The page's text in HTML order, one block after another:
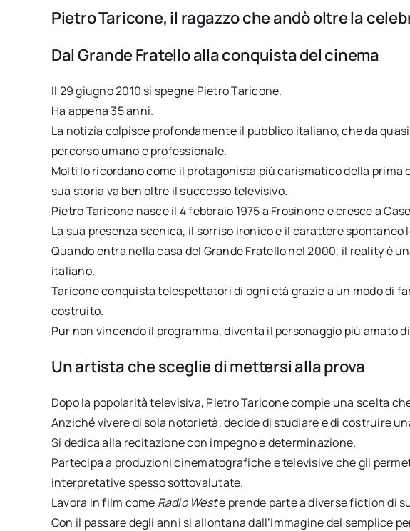
Pietro Taricone, il ragazzo che andò oltre la
Dal Grande Fratello alla conquista del cinema
Il 29 giugno 2010 si spegne Pietro Taricone.
Ha appena 35 anni.
La notizia colpisce profondamente il pubblico italiano, che da
percorso umano e professionale.
Molti lo ricordano come il protagonista più carismatico della prima
sua storia va ben oltre il successo televisivo.
Pietro Taricone nasce il 4 febbraio 1975 a Frosinone e cresce a
La sua presenza scenica, il sorriso ironico e il carattere
Quando entra nella casa del Grande Fratello nel 2000, il reality è
italiano.
Taricone conquista telespettatori di ogni età grazie a un modo di
costruito.
Pur non vincendo il programma, diventa il personaggio più amato
Un artista che sceglie di mettersi alla prova
Dopo la popolarità televisiva, Pietro Taricone compie una scelta
Anziché vivere di sola notorietà, decide di studiare e di costruire
Si dedica alla recitazione con impegno e determinazione.
Partecipa a produzioni cinematografiche e televisive che gli
interpretative spesso sottovalutate.
Lavora in film come Radio Weste prende parte a diverse fiction di
Con il passare degli anni si allontana dall’immagine del semplice